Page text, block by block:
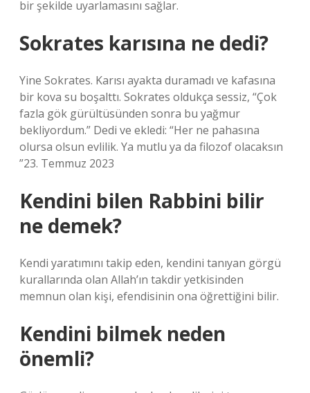
bir şekilde uyarlamasını sağlar.
Sokrates karısına ne dedi?
Yine Sokrates. Karısı ayakta duramadı ve kafasına
bir kova su boşalttı. Sokrates oldukça sessiz, “Çok
fazla gök gürültüsünden sonra bu yağmur
bekliyordum.” Dedi ve ekledi: “Her ne pahasına
olursa olsun evlilik. Ya mutlu ya da filozof olacaksın
”23. Temmuz 2023
Kendini bilen Rabbini bilir
ne demek?
Kendi yaratımını takip eden, kendini tanıyan görgü
kurallarında olan Allah’ın takdir yetkisinden
memnun olan kişi, efendisinin ona öğrettiğini bilir.
Kendini bilmek neden
önemli?